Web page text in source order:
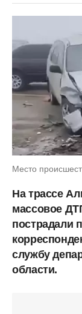
Место
На трассе
массовое
пострадали
службу
области.